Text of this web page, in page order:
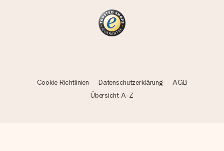
Cookie Richtlinien Datenschutzerklärung
AGB
Übersicht A-Z